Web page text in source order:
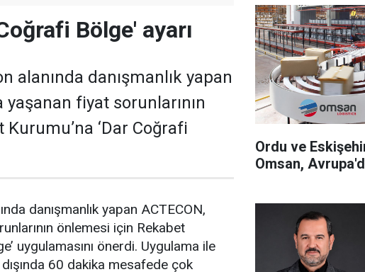
Bölge' ayarı
alanında danışmanlık yapan
yaşanan fiyat sorunlarının
‘Dar Coğrafi
danışmanlık yapan ACTECON,
önlemesi için Rekabet
uygulamasını önerdi. Uygulama ile
60 dakika mesafede çok
Ordu ve
Omsan,